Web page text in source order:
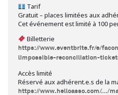
Tarif
Gratuit – places limitées aux
Cet événement est limité à 100
Billetterie
https://www.eventbrite.fr/e/
limpossible-reconciliation-
Accès limité
Réservé aux adhérent.e.s de la
https://www.helloasso.com/…/